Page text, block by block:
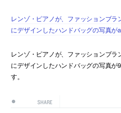
レンゾ・ピアノが、ファッションブ
にデザインしたハンドバッグの写真が
レンゾ・ピアノが、ファッションブ
にデザインしたハンドバッグの写真が
す。
SHARE